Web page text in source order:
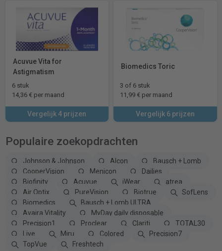
Acuvue Vita for
Astigmatism
6 stuk
14,36 € per maand
Vergelijk 4 prijzen
Biomedics Toric
3 of 6 stuk
11,99 € per maand
Vergelijk 6 prijzen
Populaire zoekopdrachten
Johnson & Johnson Alcon
Bausch + Lomb
CooperVision
Menicon
Dailies
Biofinity
Acuvue iWear
atrea
Air Optix
PureVision Biotrue
SofLens
Biomedics
Bausch + Lomb ULTRA
Avaira Vitality
MyDay daily disposable
Precision1
Proclear Clariti
TOTAL30
Live
Miru Colored
Precision7
TopVue
Freshtech